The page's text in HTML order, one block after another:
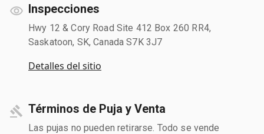
Inspecciones
Hwy 12 & Cory Road Site 412 Box 260 RR4,
Saskatoon, SK, Canada S7K 3J7
Detalles del sitio
Términos de Puja y Venta
Las pujas no pueden retirarse. Todo se vende